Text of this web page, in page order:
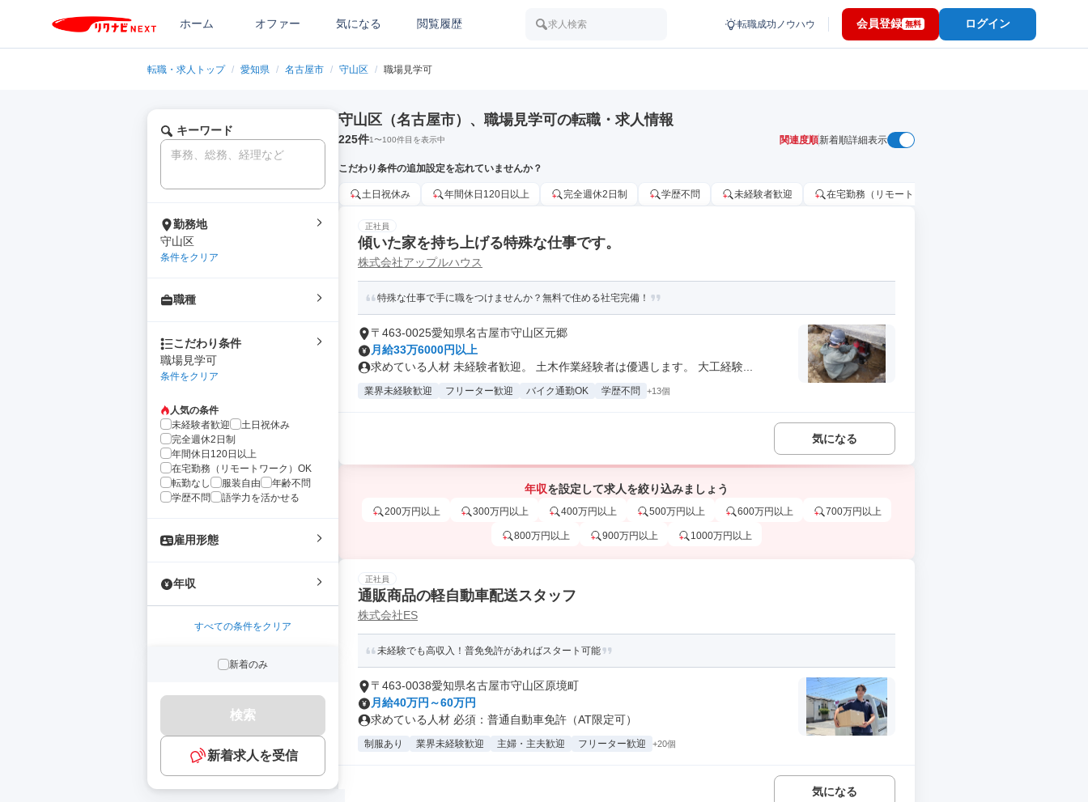
ホーム オファー 気になる 閲覧履歴 求人検索 転職成功ノウハウ 会員登録 無料 ログイン
転職・求人トップ / 愛知県 / 名古屋市 / 守山区 / 職場見学可
キーワード
勤務地
守山区
条件をクリア
職種
こだわり条件
職場見学可
条件をクリア
人気の条件
未経験者歓迎
土日祝休み
完全週休2日制
年間休日120日以上
在宅勤務（リモートワーク）OK
転勤なし
服装自由
年齢不問
学歴不問
語学力を活かせる
雇用形態
年収
すべての条件をクリア
新着のみ
検索
新着求人を受信
守山区（名古屋市）、職場見学可の転職・求人情報
225件1〜100件目を表示中 関連度順新着順詳細表示
こだわり条件の追加設定を忘れていませんか？
土日祝休み 年間休日120日以上 完全週休2日制 学歴不問 未経験者歓迎 在宅勤務（リモートワーク）OK
正社員
傾いた家を持ち上げる特殊な仕事です。
株式会社アップルハウス
特殊な仕事で手に職をつけませんか？無料で住める社宅完備！
〒463-0025愛知県名古屋市守山区元郷
月給33万6000円以上
求めている人材 未経験者歓迎。 土木作業経験者は優遇します。 大工経験...
業界未経験歓迎 フリーター歓迎 バイク通勤OK 学歴不問 +13個
気になる
年収を設定して求人を絞り込みましょう
200万円以上 300万円以上 400万円以上 500万円以上 600万円以上 700万円以上
800万円以上 900万円以上 1000万円以上
正社員
通販商品の軽自動車配送スタッフ
株式会社ES
未経験でも高収入！普免免許があればスタート可能
〒463-0038愛知県名古屋市守山区原境町
月給40万円～60万円
求めている人材 必須：普通自動車免許（AT限定可）
制服あり 業界未経験歓迎 主婦・主夫歓迎 フリーター歓迎 +20個
気になる